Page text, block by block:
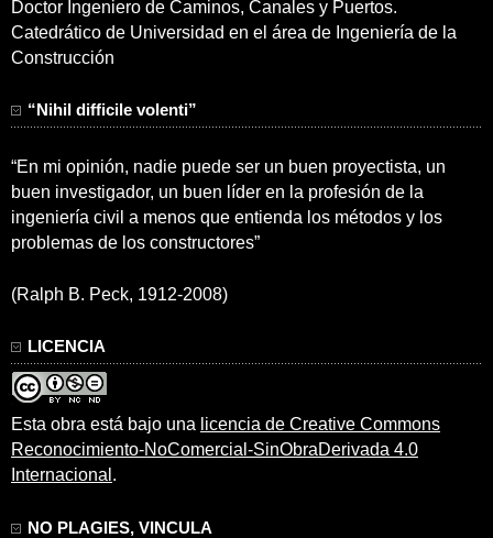
Doctor Ingeniero de Caminos, Canales y Puertos.
Catedrático de Universidad en el área de Ingeniería de la
Construcción
“Nihil difficile volenti”
“En mi opinión, nadie puede ser un buen proyectista, un
buen investigador, un buen líder en la profesión de la
ingeniería civil a menos que entienda los métodos y los
problemas de los constructores”
(Ralph B. Peck, 1912-2008)
LICENCIA
Esta obra está bajo una licencia de Creative Commons
Reconocimiento-NoComercial-SinObraDerivada 4.0
Internacional .
NO PLAGIES, VINCULA